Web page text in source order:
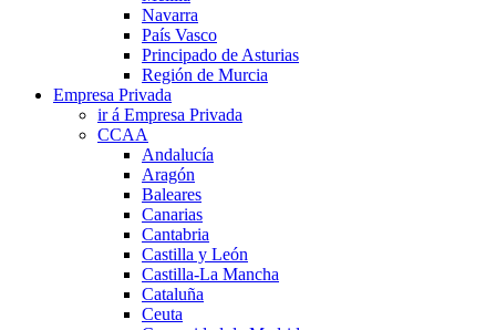
Navarra
País Vasco
Principado de Asturias
Región de Murcia
Empresa Privada
ir á Empresa Privada
CCAA
Andalucía
Aragón
Baleares
Canarias
Cantabria
Castilla y León
Castilla-La Mancha
Cataluña
Ceuta